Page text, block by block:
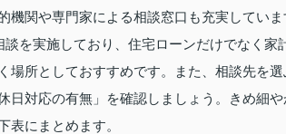
機関や専門家による相談窓口も充実してい
を実施しており、住宅ローンだけでなく家
場所としておすすめです。また、相談先を
日対応の有無」を確認しましょう。きめ細
表にまとめます。